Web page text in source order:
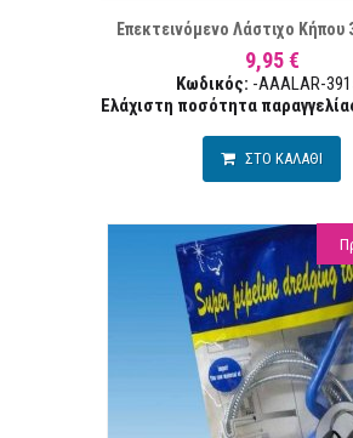
Επεκτεινόμενο Λάστιχο Κήπου
9,95 €
Κωδικός: -AAALAR-
Ελάχιστη ποσότητα
ΣΤΟ ΚΑΛΑΘΙ